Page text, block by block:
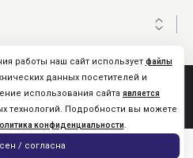
© 2026
сайта
работы наш сайт использует файлы
данных посетителей и
использования сайта является
технологий. Подробности вы можете
конфиденциальности.
/ согласна